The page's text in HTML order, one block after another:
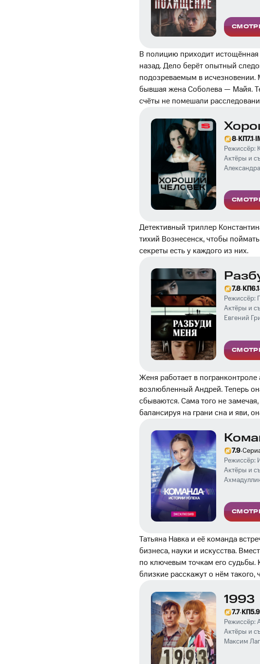
В полицию приходит
назад. Дело берёт опытный
подозреваемым в исчезновении.
бывшая жена Соболева — Майя.
счёты не помешали
8·КП7.1·
Режиссёр:
Актёры и
Детективный триллер
тихий Вознесенск, чтобы
секреты есть у каждого из них.
7.8·КП6.1·
Режиссёр:
Актёры и
Евгений
Женя работает в
возлюбленный Андрей. Теперь
сбываются. Сама того не
балансируя на грани сна и яви,
7.9·
Режиссёр:
Актёры и
Катерина
Ященко,
Татьяна Навка и её команда
бизнеса, науки и искусства.
по ключевым точкам его судьбы.
близкие расскажут о нём такого,
1993
7.7·КП5.9
Режиссёр:
Актёры и
Максим